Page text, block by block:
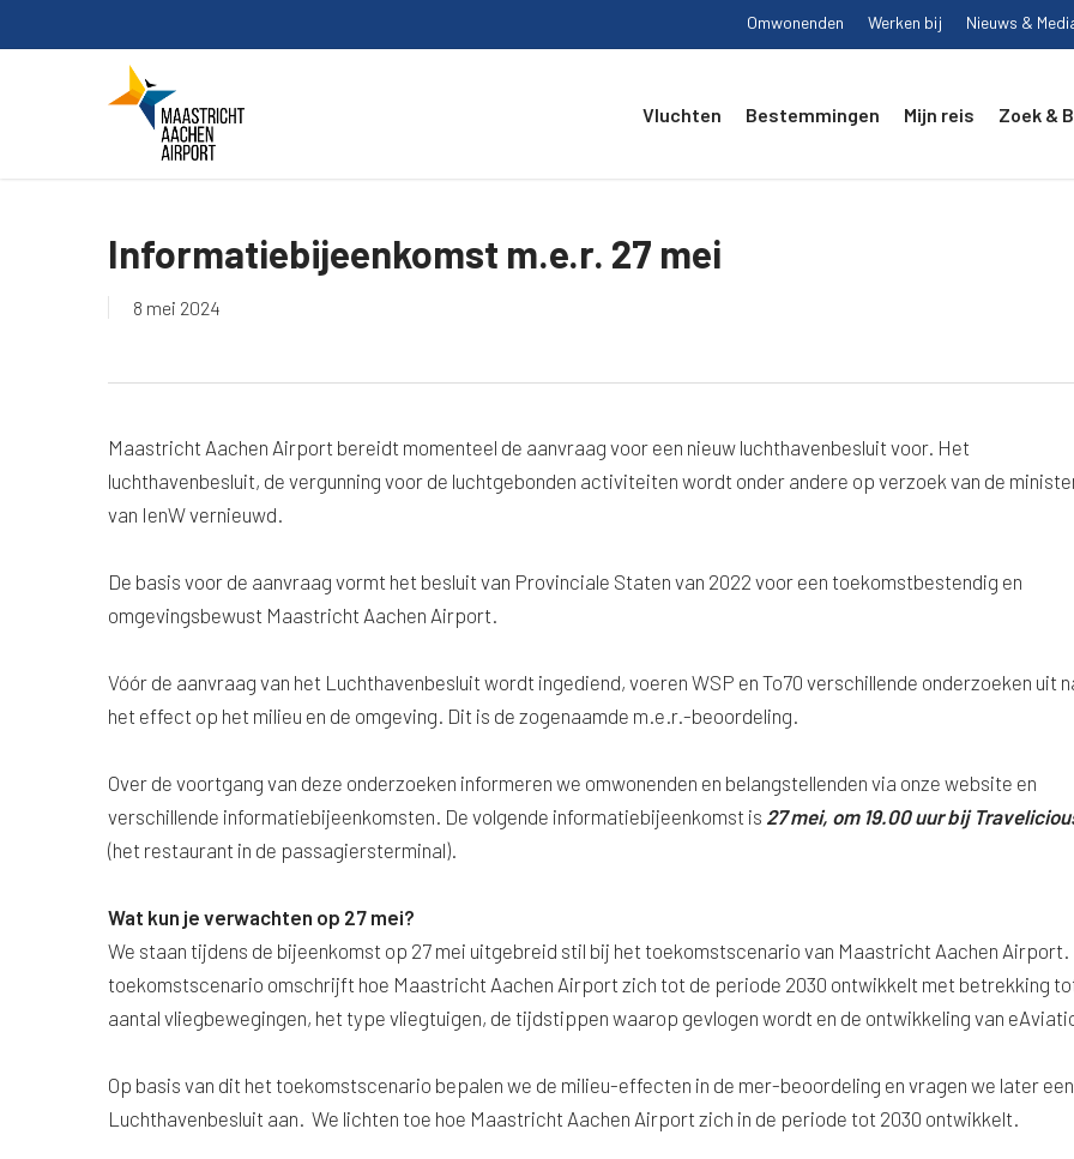
to
Omwonenden Werken bij Nieuws &
Vluchten Bestemmingen Mijn reis Zoek &
Informatiebijeenkomst m.e.r. 27 mei
8 mei 2024
Maastricht Aachen Airport bereidt momenteel de aanvraag voor een nieuw luchthavenbesluit voor. Het
luchthavenbesluit, de vergunning voor de luchtgebonden activiteiten wordt onder andere op verzoek van de
van IenW vernieuwd.
De basis voor de aanvraag vormt het besluit van Provinciale Staten van 2022 voor een toekomstbestendig en
omgevingsbewust Maastricht Aachen Airport.
Vóór de aanvraag van het Luchthavenbesluit wordt ingediend, voeren WSP en To70 verschillende onderzoeken uit
het effect op het milieu en de omgeving. Dit is de zogenaamde m.e.r.-beoordeling.
Over de voortgang van deze onderzoeken informeren we omwonenden en belangstellenden via onze website en
verschillende informatiebijeenkomsten. De volgende informatiebijeenkomst is 27 mei, om 19.00 uur bij
(het restaurant in de passagiersterminal).
Wat kun je verwachten op 27 mei?
We staan tijdens de bijeenkomst op 27 mei uitgebreid stil bij het toekomstscenario van Maastricht Aachen Airport.
toekomstscenario omschrijft hoe Maastricht Aachen Airport zich tot de periode 2030 ontwikkelt met betrekking
aantal vliegbewegingen, het type vliegtuigen, de tijdstippen waarop gevlogen wordt en de ontwikkeling van
Op basis van dit het toekomstscenario bepalen we de milieu-effecten in de mer-beoordeling en vragen we later een
Luchthavenbesluit aan. We lichten toe hoe Maastricht Aachen Airport zich in de periode tot 2030 ontwikkelt.